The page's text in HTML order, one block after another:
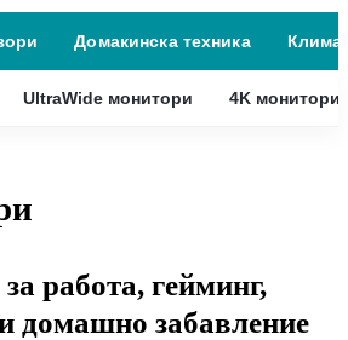
Домакинска техника
UltraWide монитори 4K монитори
работа, гейминг,
домашно забавление